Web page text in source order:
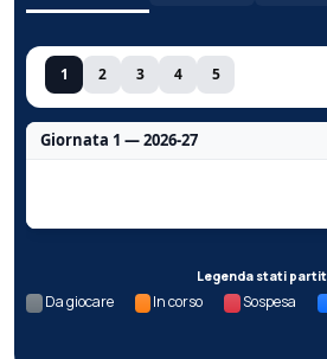
1 2 3 4 5
Giornata 1 — 2026-27
Legenda stati
Da giocare In corso Sospesa